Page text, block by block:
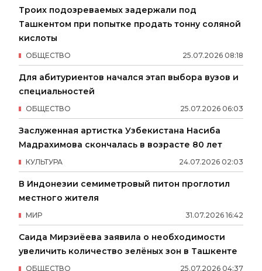
Троих подозреваемых задержали под
Ташкентом при попытке продать тонну соляной
кислоты
25.07.2026 08:18
ОБЩЕСТВО
Для абитуриентов начался этап выбора вузов и
специальностей
25.07.2026 06:03
ОБЩЕСТВО
Заслуженная артистка Узбекистана Насиба
Мадрахимова скончалась в возрасте 80 лет
24.07.2026 02:03
КУЛЬТУРА
В Индонезии семиметровый питон проглотил
местного жителя
31.07.2026 16:42
МИР
Саида Мирзиёева заявила о необходимости
увеличить количество зелёных зон в Ташкенте
25.07.2026 04:37
ОБЩЕСТВО